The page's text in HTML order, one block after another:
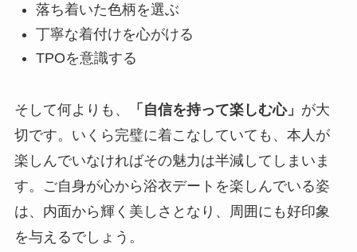
落ち着いた色柄を選ぶ
丁寧な着付けを心がける
TPOを意識する
そして何よりも、 「自信を持って楽しむ心」 が大
切です。いくら完璧に着こなしていても、本人が
楽しんでいなければその魅力は半減してしまいま
す。ご自身が心から浴衣デートを楽しんでいる姿
は、内面から輝く美しさとなり、周囲にも好印象
を与えるでしょう。